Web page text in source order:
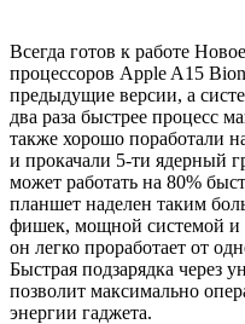
Всегда готов к работе
процессоров Apple A15
предыдущие версии, а
два раза быстрее процесс
также хорошо поработали
и прокачали 5-ти ядерный
может работать на 80%
планшет наделен таким
фишек, мощной системой
он легко проработает от
Быстрая подзарядка через
позволит максимально
энергии гаджета.